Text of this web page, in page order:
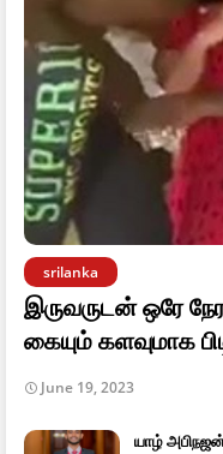
srilanka
இருவருடன் ஒரே
கையும் களவுமாக
June 19, 2023
யாழ்